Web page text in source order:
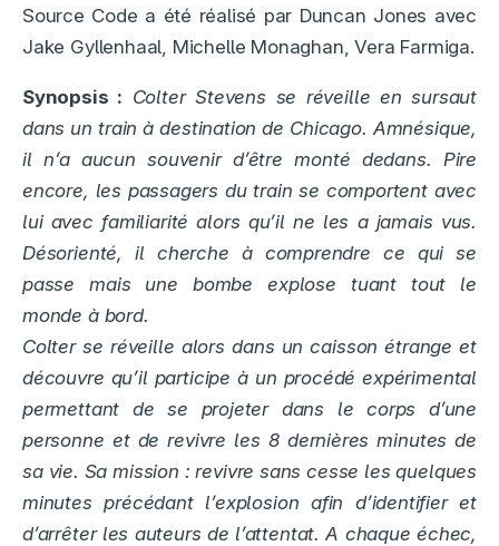
Source Code a été réalisé par Duncan Jones avec
Jake Gyllenhaal, Michelle Monaghan, Vera Farmiga.
Synopsis : Colter Stevens se réveille en sursaut
dans un train à destination de Chicago. Amnésique,
il n’a aucun souvenir d’être monté dedans. Pire
encore, les passagers du train se comportent avec
lui avec familiarité alors qu’il ne les a jamais vus.
Désorienté, il cherche à comprendre ce qui se
passe mais une bombe explose tuant tout le
monde à bord.
Colter se réveille alors dans un caisson étrange et
découvre qu’il participe à un procédé expérimental
permettant de se projeter dans le corps d’une
personne et de revivre les 8 dernières minutes de
sa vie. Sa mission : revivre sans cesse les quelques
minutes précédant l’explosion afin d’identifier et
d’arrêter les auteurs de l’attentat. A chaque échec,